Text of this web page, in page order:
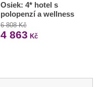
Osiek: 4* hotel s
polopenzí a wellness
6 808 Kč
4 863 Kč